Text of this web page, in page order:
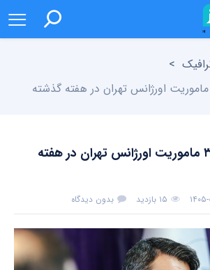
>
ثبت ۲۶ هزار و ۳۹۹ ماموریت اورژانس تهران در هفته
۲۳ ۱۵ بازدید بدون دیدگاه